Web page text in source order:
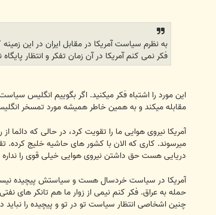
به نظرم سیاست آمریکا در مقابل ایران در این
فکر نمی کنم آمریکا در آن زمان تفکر و انتظار
این مورد را اشتباه فکر میکنید. اگر بگوییم انگلیس
مقابله میکند و به همین خاطر همیشه مورد تمسخر
آمریکا نیروی هوایی ما را تقویت کرد، در حالی که
میرسوند. کاری که الان با کشور های حاشیه خلیج
دریایی هست حق داشتن نیروی هوایی خیلی قوی را
آمریکا در سیاست خردسال هست و سیاستش پیچیده
حمله به عراق. فکر کنم نیمی از زوار ما هم تانکر های
چنین اشخاصی انتظار سیاست تو در تو و پیچیده را